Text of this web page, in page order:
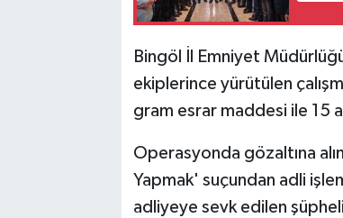
Bingöl İl Emniyet
ekiplerince yürütülen
gram esrar maddesi ile 15
Operasyonda gözaltına
Yapmak' suçundan adli
adliyeye sevk edilen